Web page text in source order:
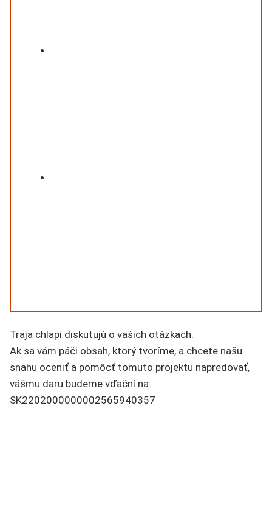
Traja chlapi diskutujú o vašich otázkach.
Ak sa vám páči obsah, ktorý tvoríme, a chcete našu
snahu oceniť a pomôcť tomuto projektu napredovať,
vášmu daru budeme vďační na:
SK2202000000002565940357